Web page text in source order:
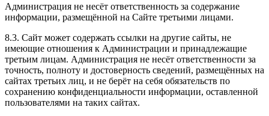
Администрация не несёт ответственность за содержание
информации, размещённой на Сайте третьими лицами.
8.3. Сайт может содержать ссылки на другие сайты, не
имеющие отношения к Администрации и принадлежащие
третьим лицам. Администрация не несёт ответственности за
точность, полноту и достоверность сведений, размещённых на
сайтах третьих лиц, и не берёт на себя обязательств по
сохранению конфиденциальности информации, оставленной
пользователями на таких сайтах.